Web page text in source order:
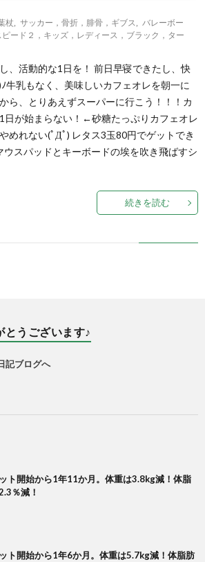
シ
ー
杖
サッカー，骨折，腓骨，ギブス
バレーボー
ード２，キッズ，レディース，ブラック，ター
、活動的な1日を！ 前日早寝できたし、快
牛乳もなく、美味しいカフェオレを朝一に
ら、とりあえずスーパーに行こう！！！カ
日が始まらない！←砂糖たっぷりカフェオレ
めれない(ﾟДﾟ) レタス3玉80円でゲットでき
ウスパッドとキーボードの埃を吹き飛ばすシ
続きを読む
とうございます♪
ト開始から1年11か月。体重は3.8kg減！体脂
％減！
ト開始から1年6か月。体重は5.7kg減！体脂肪